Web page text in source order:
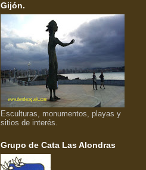
Gijón.
Esculturas, monumentos, playas y
sitios de interés.
Grupo de Cata Las Alondras